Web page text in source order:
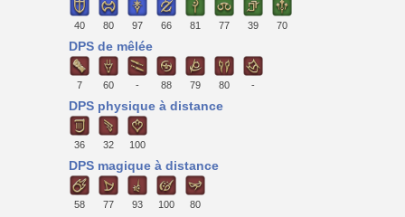
40 80 97 66 81 77 39 70
DPS de mêlée
7 60 - 88 79 80 -
DPS physique à distance
36 32 100
DPS magique à distance
58 77 93 100 80